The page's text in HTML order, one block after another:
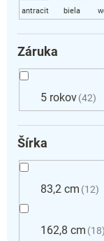
Záruka
5 rokov 42
Šírka
83,2 cm 12
162,8 cm 18